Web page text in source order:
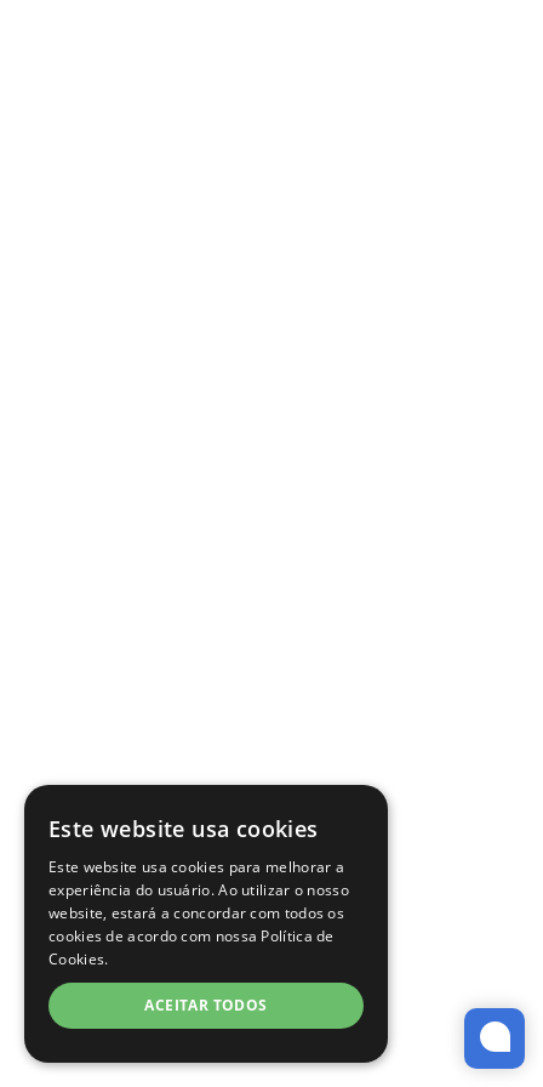
Este website usa cookies
Este website usa cookies para melhorar a
experiência do usuário. Ao utilizar o nosso
website, estará a concordar com todos os
cookies de acordo com nossa Política de
Cookies.
ACEITAR TODOS